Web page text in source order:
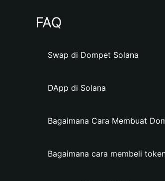
FAQ
Swap di Dompet Solana
DApp di Solana
Bagaimana Cara Membuat
Bagaimana cara membeli